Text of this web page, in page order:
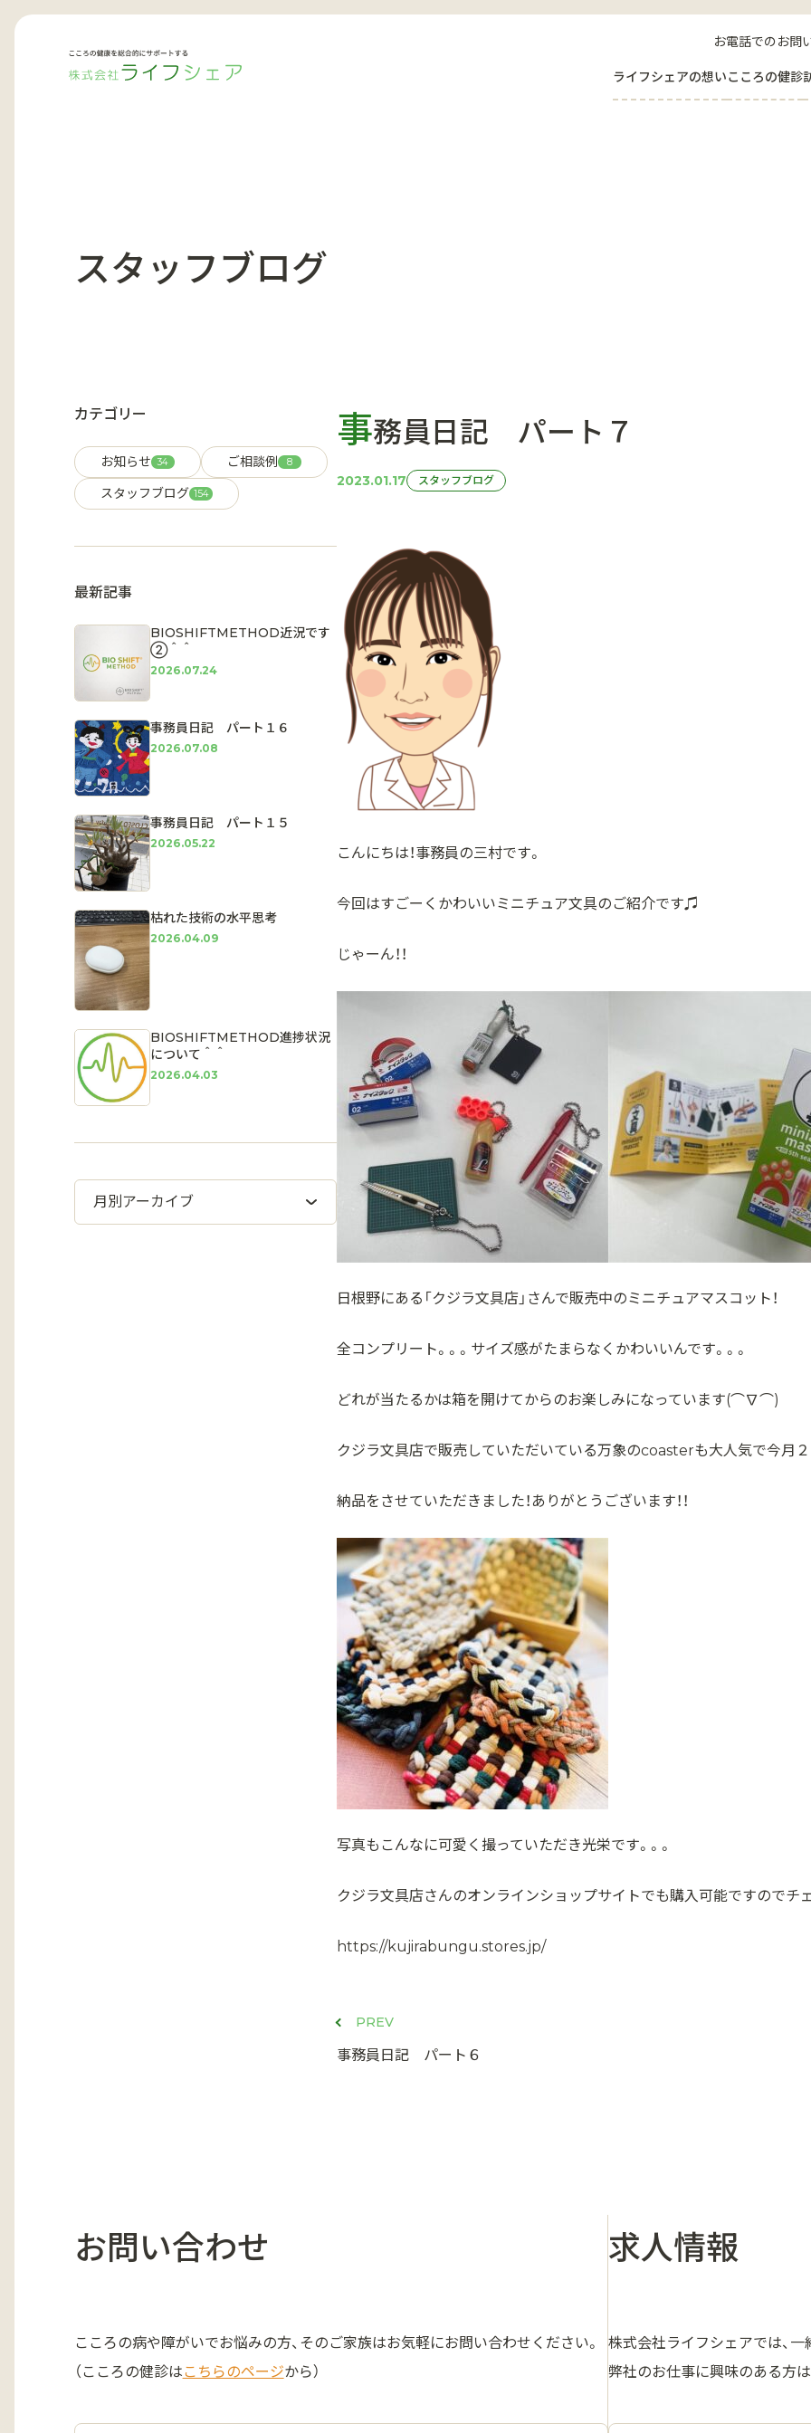
お電話でのお問
ライフシェアの想いこころの健診
スタッフブログ
事務員日記 パート７
2023.01.17 スタッフブログ
こんにちは！事務員の三村です。
今回はすごーくかわいいミニチュア文具のご紹介です♫
じゃーん！！
日根野にある「クジラ文具店」さんで販売中のミニチュアマスコット！
全コンプリート。。。サイズ感がたまらなくかわいいんです。。。
どれが当たるかは箱を開けてからのお楽しみになっています(⌒∇⌒)
クジラ文具店で販売していただいている万象のcoasterも大人気で今月
納品をさせていただきました！ありがとうございます！！
写真もこんなに可愛く撮っていただき光栄です。。。
クジラ文具店さんのオンラインショップサイトでも購入可能ですので
https://kujirabungu.stores.jp/
PREV
事務員日記 パート６
カテゴリー
お知らせ 34 ご相談例 8
スタッフブログ 154
最新記事
BIOSHIFTMETHOD近況です
②＾＾
2026.07.24
事務員日記 パート１６
2026.07.08
事務員日記 パート１５
2026.05.22
枯れた技術の水平思考
2026.04.09
BIOSHIFTMETHOD進捗状況
について＾＾
2026.04.03
お問い合わせ
こころの病や障がいでお悩みの方、そのご家族はお気軽にお問い合わせください。
（こころの健診は こちらのページから）
求人情報
株式会社ライフシェアでは、
弊社のお仕事に興味のある方